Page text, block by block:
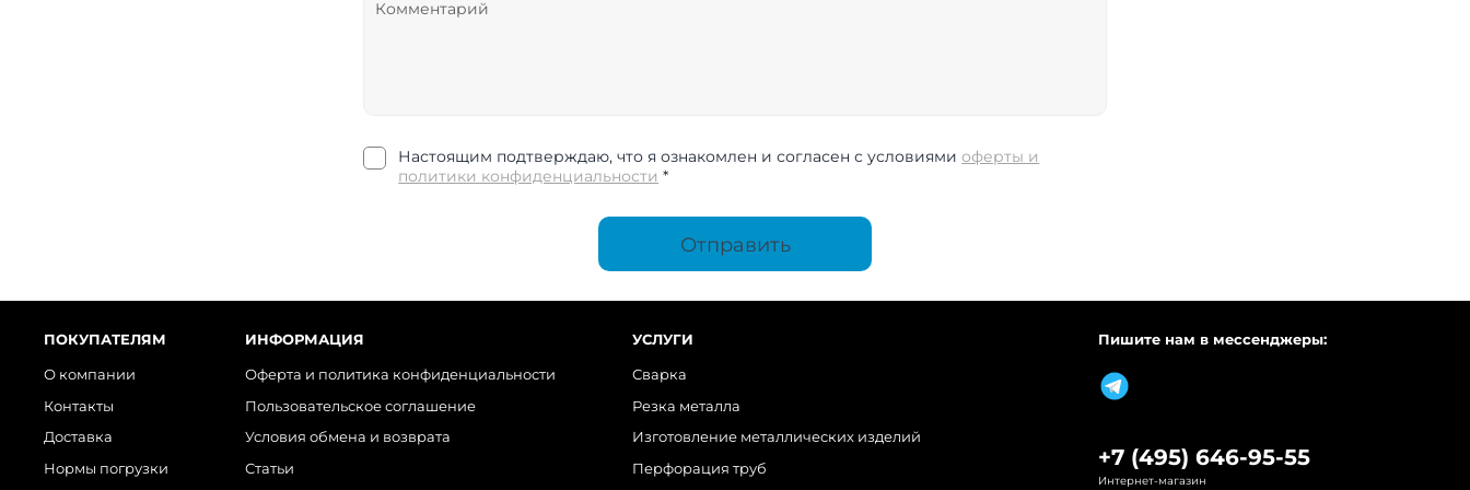
Настоящим подтверждаю, что я ознакомлен и согласен с условиямиоферты и
политики конфиденциальности *
Отправить
ПОКУПАТЕЛЯМ
О компании
Контакты
Доставка
Нормы погрузки
ИНФОРМАЦИЯ
Оферта и политика конфиденциальности
Пользовательское соглашение
Условия обмена и возврата
Статьи
УСЛУГИ
Сварка
Резка металла
Изготовление металлических изделий
Перфорация труб
Пишите нам в мессенджеры:
+7 (495) 646-95-55
Интернет-магазин